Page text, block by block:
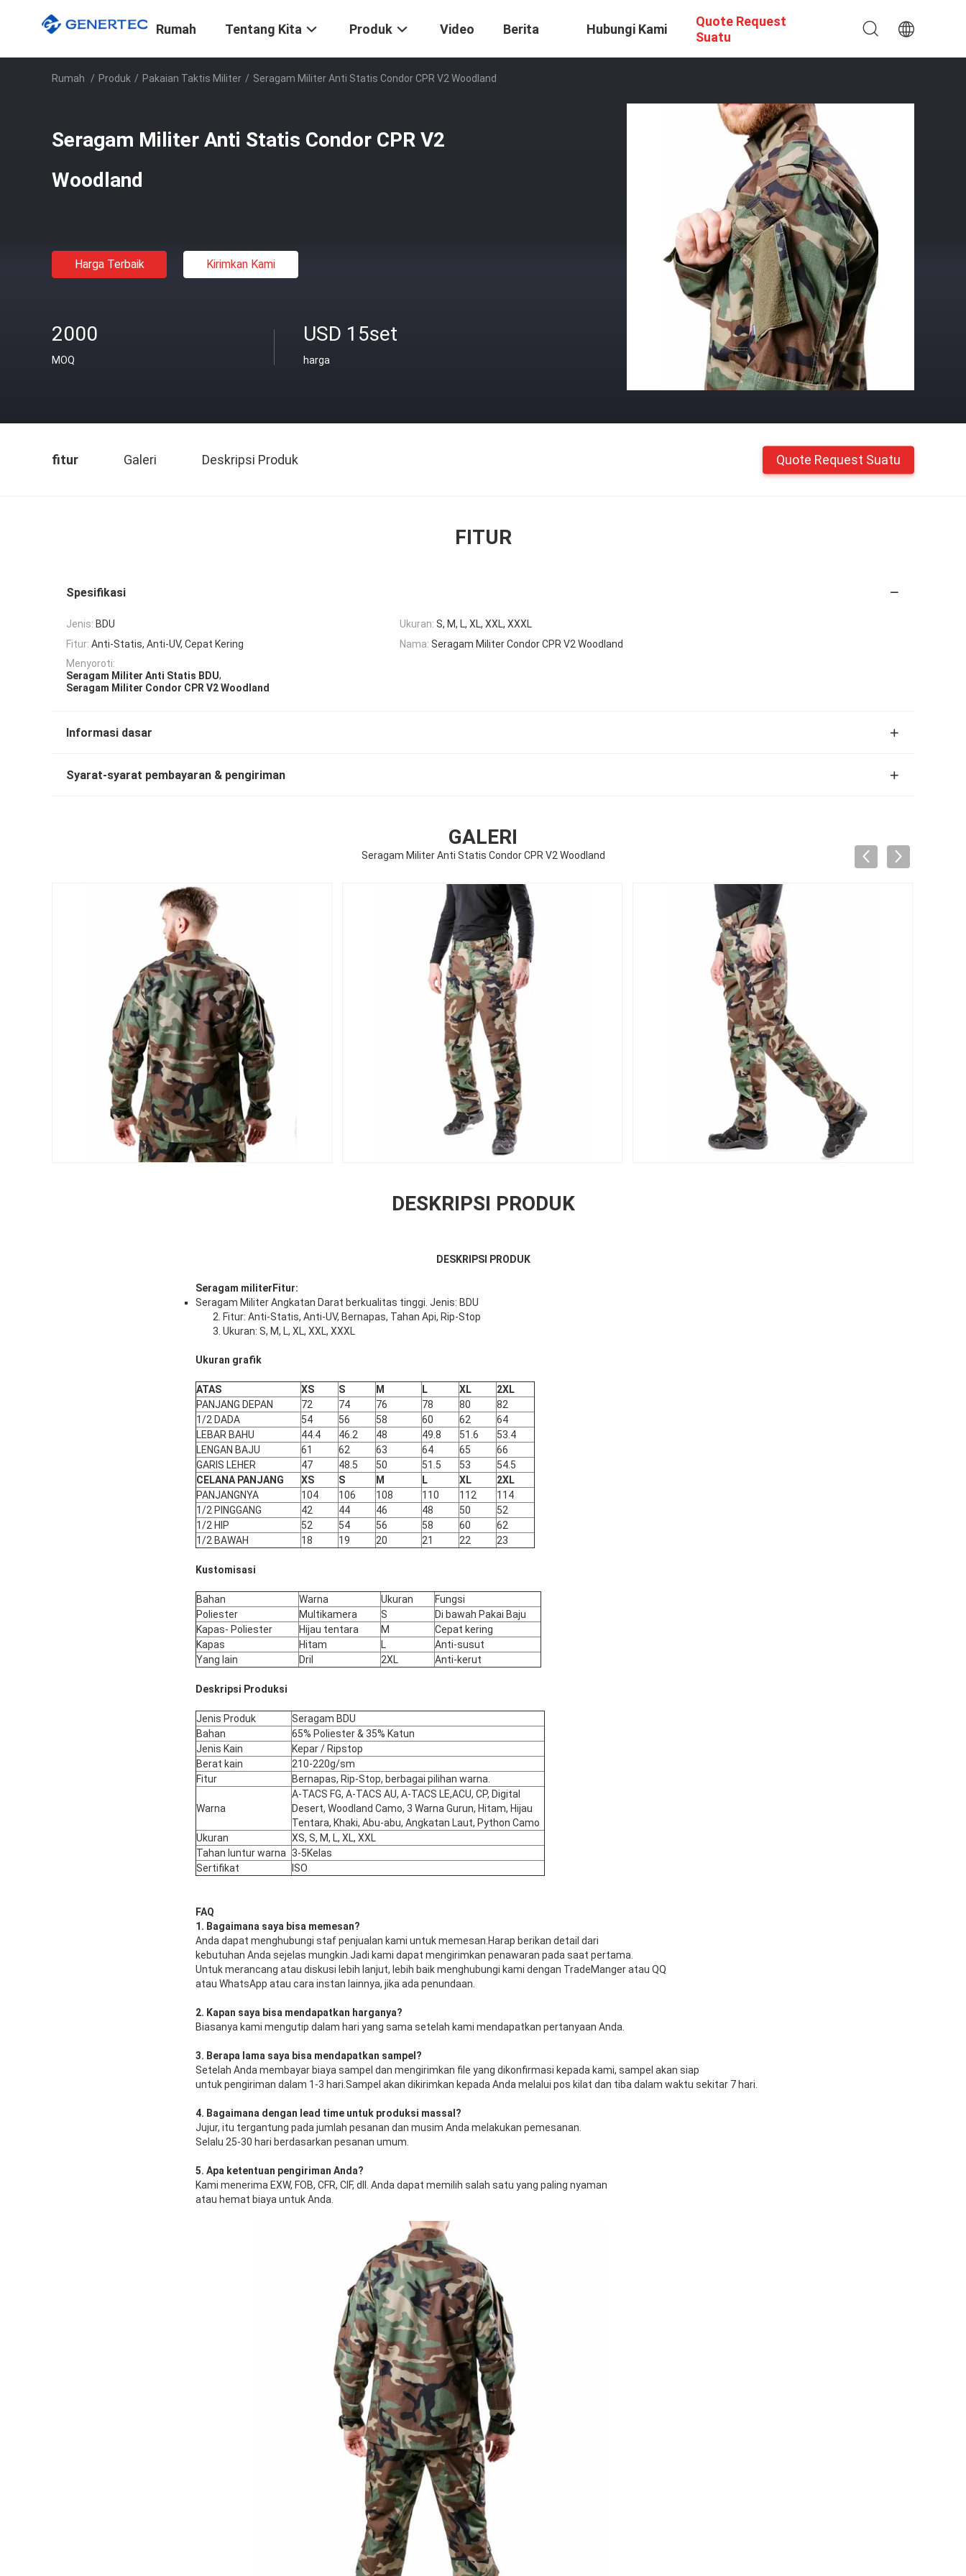
Rumah Tentang Kita Produk Video Berita Hubungi Kami
Quote Request
Suatu
Rumah / Produk / Pakaian Taktis Militer / Seragam Militer Anti Statis Condor CPR V2 Woodland
Seragam Militer Anti Statis Condor CPR V2
Woodland
Harga Terbaik Kirimkan Kami
2000
MOQ
USD 15set
harga
fitur Galeri Deskripsi Produk Quote Request Suatu
FITUR
Spesifikasi
Jenis: BDU Ukuran: S, M, L, XL, XXL, XXXL
Fitur: Anti-Statis, Anti-UV, Cepat Kering Nama: Seragam Militer Condor CPR V2 Woodland
Menyoroti:
Seragam Militer Anti Statis BDU,
Seragam Militer Condor CPR V2 Woodland
Informasi dasar
Syarat-syarat pembayaran & pengiriman
GALERI
Seragam Militer Anti Statis Condor CPR V2 Woodland
DESKRIPSI PRODUK
DESKRIPSI PRODUK
Seragam militer Fitur:
Seragam Militer Angkatan Darat berkualitas tinggi. Jenis: BDU
2. Fitur: Anti-Statis, Anti-UV, Bernapas, Tahan Api, Rip-Stop
3. Ukuran: S, M, L, XL, XXL, XXXL
Ukuran grafik
ATAS XS S M L XL
2XL
PANJANG DEPAN
72 74 76 78 80
82
1/2 DADA
54 56 58 60 62
64
LEBAR BAHU
44.4 46.2 48 49.8 51.6
53.4
LENGAN BAJU
61 62 63 64 65
66
GARIS LEHER
47 48.5 50 51.5 53
54.5
CELANA PANJANG
XS S M L XL
2XL
PANJANGNYA
104 106 108 110 112
114
1/2 PINGGANG
42 44 46 48 50
52
1/2 HIP
52 54 56 58 60
62
1/2 BAWAH
18 19 20 21 22 23
Kustomisasi
Bahan Warna Ukuran
Fungsi
Poliester
Multikamera S
Di bawah Pakai Baju
Kapas- Poliester
Hijau tentara M
Cepat kering
Kapas
Hitam L
Anti-susut
Yang lain
Dril 2XL Anti-kerut
Deskripsi Produksi
Jenis Produk
Seragam BDU
Bahan
65% Poliester & 35% Katun
Jenis Kain
Kepar / Ripstop
Berat kain
210-220g/sm
Fitur
Bernapas, Rip-Stop, berbagai pilihan warna.
Warna
A-TACS FG, A-TACS AU, A-TACS LE,ACU, CP, Digital
Desert, Woodland Camo, 3 Warna Gurun, Hitam, Hijau
Tentara, Khaki, Abu-abu, Angkatan Laut, Python Camo
Ukuran
XS, S, M, L, XL, XXL
Tahan luntur warna 3-5Kelas
Sertifikat
ISO
FAQ
1. Bagaimana saya bisa memesan?
Anda dapat menghubungi staf penjualan kami untuk memesan.Harap berikan detail dari
kebutuhan Anda sejelas mungkin.Jadi kami dapat mengirimkan penawaran pada saat pertama.
Untuk merancang atau diskusi lebih lanjut, lebih baik menghubungi kami dengan TradeManger atau QQ
atau WhatsApp atau cara instan lainnya, jika ada penundaan.
2. Kapan saya bisa mendapatkan harganya?
Biasanya kami mengutip dalam hari yang sama setelah kami mendapatkan pertanyaan Anda.
3. Berapa lama saya bisa mendapatkan sampel?
Setelah Anda membayar biaya sampel dan mengirimkan file yang dikonfirmasi kepada kami, sampel akan siap
untuk pengiriman dalam 1-3 hari.Sampel akan dikirimkan kepada Anda melalui pos kilat dan tiba dalam waktu sekitar 7 hari.
4. Bagaimana dengan lead time untuk produksi massal?
Jujur, itu tergantung pada jumlah pesanan dan musim Anda melakukan pemesanan.
Selalu 25-30 hari berdasarkan pesanan umum.
5. Apa ketentuan pengiriman Anda?
Kami menerima EXW, FOB, CFR, CIF, dll. Anda dapat memilih salah satu yang paling nyaman
atau hemat biaya untuk Anda.